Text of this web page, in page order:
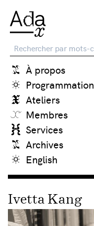
Recherche
À propos
Programmation
Ateliers
Membres
Services
Archives
English
Ivetta Kang